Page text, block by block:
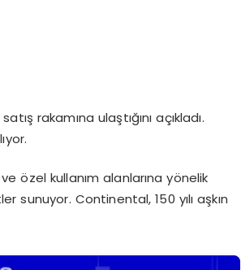
rakamına ulaştığını açıkladı.
özel kullanım alanlarına yönelik
sunuyor. Continental, 150 yılı aşkın